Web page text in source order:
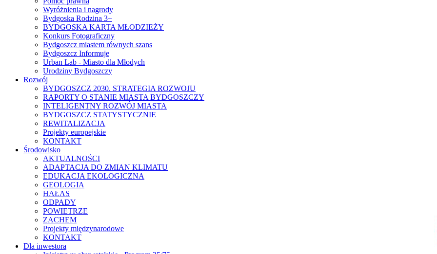
Wyróżnienia i nagrody
Bydgoska Rodzina 3+
BYDGOSKA KARTA MŁODZIEŻY
Konkurs Fotograficzny
Bydgoszcz miastem równych szans
Bydgoszcz Informuje
Urban Lab - Miasto dla Młodych
Urodziny Bydgoszczy
Rozwój
BYDGOSZCZ 2030. STRATEGIA ROZWOJU
RAPORTY O STANIE MIASTA BYDGOSZCZY
INTELIGENTNY ROZWÓJ MIASTA
BYDGOSZCZ STATYSTYCZNIE
REWITALIZACJA
Projekty europejskie
KONTAKT
Środowisko
AKTUALNOŚCI
ADAPTACJA DO ZMIAN KLIMATU
EDUKACJA EKOLOGICZNA
GEOLOGIA
HAŁAS
ODPADY
POWIETRZE
ZACHEM
Projekty międzynarodowe
KONTAKT
Dla inwestora